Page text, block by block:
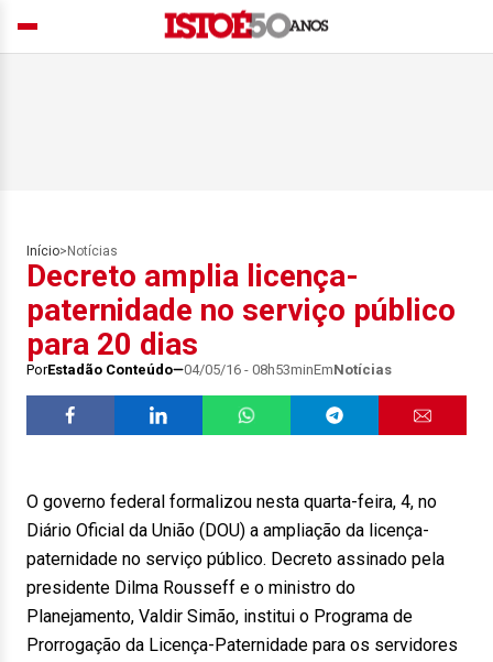
Início> Notícias
Decreto amplia licença-
paternidade no serviço público
para 20 dias
PorEstadão Conteúdo 04/05/16 - 08h53minEmNotícias
O governo federal formalizou nesta quarta-feira, 4, no
Diário Oficial da União (DOU) a ampliação da licença-
paternidade no serviço público. Decreto assinado pela
presidente Dilma Rousseff e o ministro do
Planejamento, Valdir Simão, institui o Programa de
Prorrogação da Licença-Paternidade para os servidores